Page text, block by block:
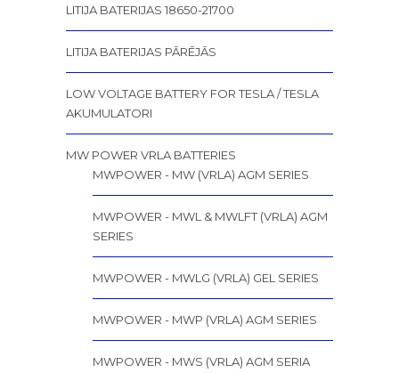
LITIJA BATERIJAS 18650-21700
LITIJA BATERIJAS PĀRĒJĀS
LOW VOLTAGE BATTERY FOR TESLA / TESLA
AKUMULATORI
MW POWER VRLA BATTERIES
MWPOWER - MW (VRLA) AGM SERIES
MWPOWER - MWL & MWLFT (VRLA) AGM
SERIES
MWPOWER - MWLG (VRLA) GEL SERIES
MWPOWER - MWP (VRLA) AGM SERIES
MWPOWER - MWS (VRLA) AGM SERIA